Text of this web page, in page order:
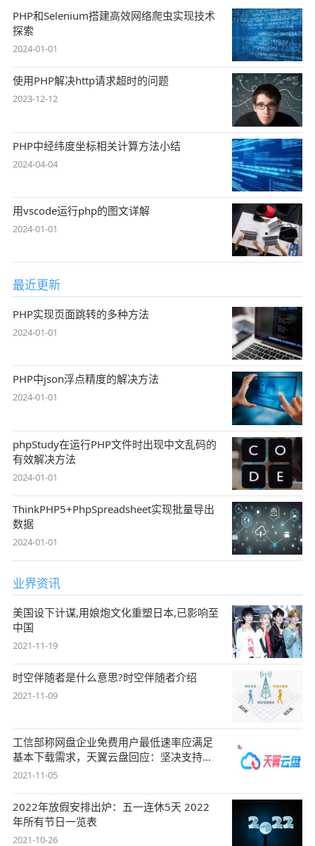
PHP和Selenium搭建高效网络爬虫实现技术
探索
2024-01-01
使用PHP解决http请求超时的问题
2023-12-12
PHP中经纬度坐标相关计算方法小结
2024-04-04
用vscode运行php的图文详解
2024-01-01
最近更新
PHP实现页面跳转的多种方法
2024-01-01
PHP中json浮点精度的解决方法
2024-01-01
phpStudy在运行PHP文件时出现中文乱码的
有效解决方法
2024-01-01
ThinkPHP5+PhpSpreadsheet实现批量导出
数据
2024-01-01
业界资讯
美国设下计谋,用娘炮文化重塑日本,已影响至
中国
2021-11-19
时空伴随者是什么意思?时空伴随者介绍
2021-11-09
工信部称网盘企业免费用户最低速率应满足
基本下载需求，天翼云盘回应：坚决支持，
始终
2021-11-05
2022年放假安排出炉：五一连休5天 2022
年所有节日一览表
2021-10-26